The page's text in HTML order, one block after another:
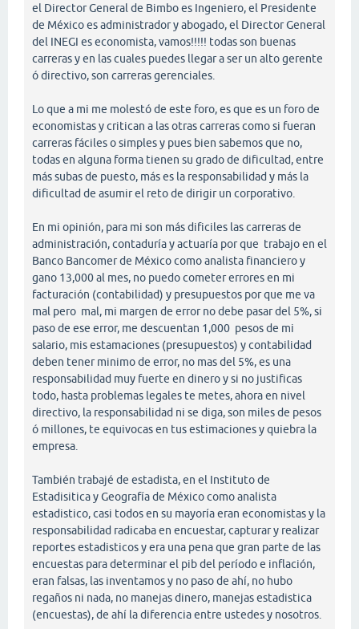
el Director General de Bimbo es Ingeniero, el Presidente
de México es administrador y abogado, el Director General
del INEGI es economista, vamos!!!!! todas son buenas
carreras y en las cuales puedes llegar a ser un alto gerente
ó directivo, son carreras gerenciales.
Lo que a mi me molestó de este foro, es que es un foro de
economistas y critican a las otras carreras como si fueran
carreras fáciles o simples y pues bien sabemos que no,
todas en alguna forma tienen su grado de dificultad, entre
más subas de puesto, más es la responsabilidad y más la
dificultad de asumir el reto de dirigir un corporativo.
En mi opinión, para mi son más dificiles las carreras de
administración, contaduría y actuaría por que trabajo en el
Banco Bancomer de México como analista financiero y
gano 13,000 al mes, no puedo cometer errores en mi
facturación (contabilidad) y presupuestos por que me va
mal pero mal, mi margen de error no debe pasar del 5%, si
paso de ese error, me descuentan 1,000 pesos de mi
salario, mis estamaciones (presupuestos) y contabilidad
deben tener minimo de error, no mas del 5%, es una
responsabilidad muy fuerte en dinero y si no justificas
todo, hasta problemas legales te metes, ahora en nivel
directivo, la responsabilidad ni se diga, son miles de pesos
ó millones, te equivocas en tus estimaciones y quiebra la
empresa.
También trabajé de estadista, en el Instituto de
Estadisitica y Geografía de México como analista
estadistico, casi todos en su mayoría eran economistas y la
responsabilidad radicaba en encuestar, capturar y realizar
reportes estadisticos y era una pena que gran parte de las
encuestas para determinar el pib del período e inflación,
eran falsas, las inventamos y no paso de ahí, no hubo
regaños ni nada, no manejas dinero, manejas estadistica
(encuestas), de ahí la diferencia entre ustedes y nosotros.